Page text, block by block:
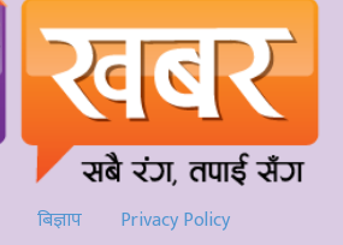
बिज्ञाप
Privacy Policy